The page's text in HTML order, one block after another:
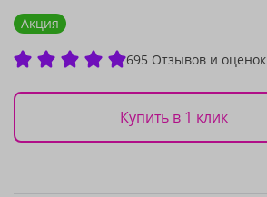
Акция
695 Отзывов и оценок
Купить в 1 клик